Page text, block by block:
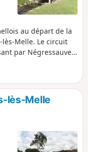
au départ de la
lès-Melle. Le circuit
par Négressauve
une petite route
également une
lès-Melle